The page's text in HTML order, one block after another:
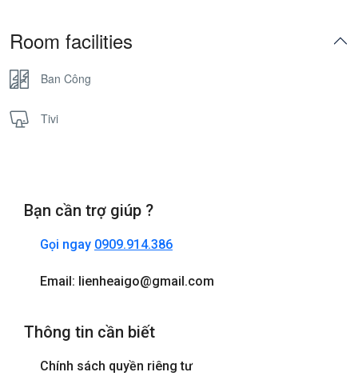
Room facilities
Ban Công
Tivi
Bạn cần trợ giúp ?
Gọi ngay 0909.914.386
Email: lienheaigo@gmail.com
Thông tin cần biết
Chính sách quyền riêng tư